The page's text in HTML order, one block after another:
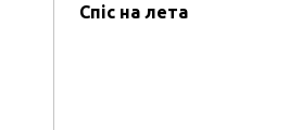
Спіс на лета